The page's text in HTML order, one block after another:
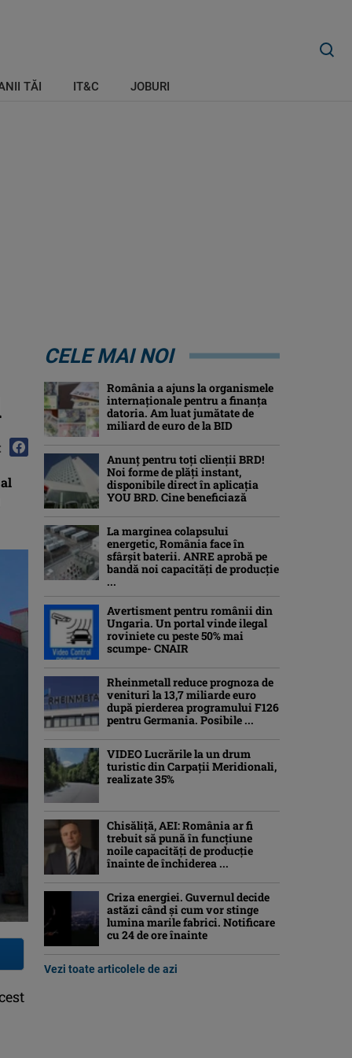
TĂI IT&C JOBURI
CELE MAI NOI
România a ajuns la organismele
internaționale pentru a finanța
datoria. Am luat jumătate de
miliard de euro de la BID
Anunț pentru toți clienții BRD!
Noi forme de plăți instant,
disponibile direct în aplicația
YOU BRD. Cine beneficiază
La marginea colapsului
energetic, România face în
sfârșit baterii. ANRE aprobă pe
bandă noi capacități de producție
...
Avertisment pentru românii din
Ungaria. Un portal vinde ilegal
roviniete cu peste 50% mai
scumpe- CNAIR
Rheinmetall reduce prognoza de
venituri la 13,7 miliarde euro
după pierderea programului F126
pentru Germania. Posibile ...
VIDEO Lucrările la un drum
turistic din Carpații Meridionali,
realizate 35%
Chisăliță, AEI: România ar fi
trebuit să pună în funcțiune
noile capacități de producție
înainte de închiderea ...
Criza energiei. Guvernul decide
astăzi când și cum vor stinge
lumina marile fabrici. Notificare
cu 24 de ore înainte
Vezi toate articolele de azi